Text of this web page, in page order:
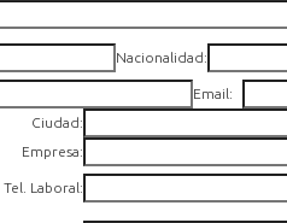
Nacionalidad:
Email:
Ciudad:
Empresa:
Tel. Laboral: